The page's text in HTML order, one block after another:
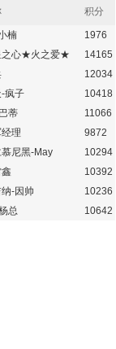
积分
楠
1976
心★火之爱★
14165
12034
疯子
10418
蒂
11066
理
9872
尼黑-May
10294
10392
-因帅
10236
总 10642